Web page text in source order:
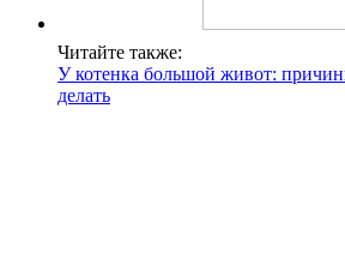
Читайте также:
У котенка большой живот:
делать